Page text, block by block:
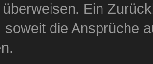
Ein
soweit die Ansprüche